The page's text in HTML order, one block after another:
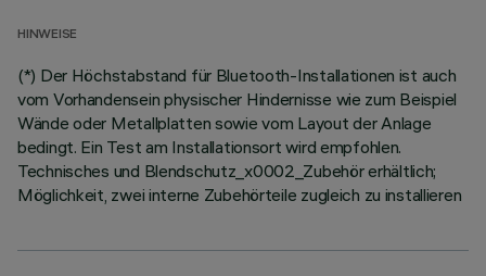
HINWEISE
(*) Der Höchstabstand für Bluetooth-Installationen ist auch
vom Vorhandensein physischer Hindernisse wie zum Beispiel
Wände oder Metallplatten sowie vom Layout der Anlage
bedingt. Ein Test am Installationsort wird empfohlen.
Technisches und Blendschutz_x0002_Zubehör erhältlich;
Möglichkeit, zwei interne Zubehörteile zugleich zu installieren